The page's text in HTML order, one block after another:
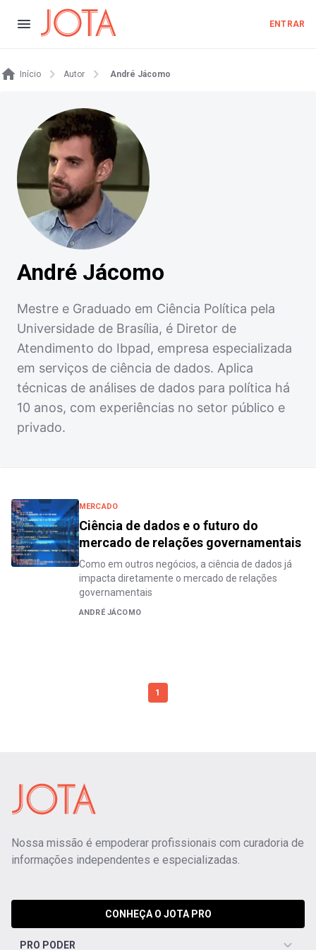
ENTRAR
Início Autor André Jácomo
André Jácomo
Mestre e Graduado em Ciência Política pela
Universidade de Brasília, é Diretor de
Atendimento do Ibpad, empresa especializada
em serviços de ciência de dados. Aplica
técnicas de análises de dados para política há
10 anos, com experiências no setor público e
privado.
MERCADO
Ciência de dados e o futuro do
mercado de relações governamentais
Como em outros negócios, a ciência de dados já
impacta diretamente o mercado de relações
governamentais
ANDRÉ JÁCOMO
1
Nossa missão é empoderar profissionais com curadoria de
informações independentes e especializadas.
CONHEÇA O JOTA PRO
PRO PODER